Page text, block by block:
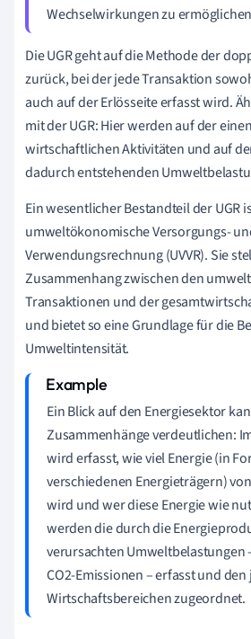
Wechselwirkungen zu
Die UGR geht auf die Methode der
zurück, bei der jede Transaktion
auch auf der Erlösseite erfasst wird.
mit der UGR: Hier werden auf der
wirtschaftlichen Aktivitäten und auf
dadurch entstehenden
Ein wesentlicher Bestandteil der UGR
umweltökonomische Versorgungs-
Verwendungsrechnung (UVVR). Sie
Zusammenhang zwischen den
Transaktionen und der
und bietet so eine Grundlage für die
Umweltintensität.
Ein Blick auf den Energiesektor
Zusammenhänge verdeutlichen:
wird erfasst, wie viel Energie (in
verschiedenen Energieträgern)
wird und wer diese Energie wie
werden die durch die
verursachten Umweltbelastungen
CO2-Emissionen – erfasst und
Wirtschaftsbereichen zugeordnet.